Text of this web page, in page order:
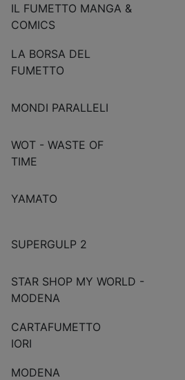
IL FUMETTO MANGA &
COMICS
LA BORSA DEL
FUMETTO
MONDI PARALLELI
WOT - WASTE OF
TIME
YAMATO
SUPERGULP 2
STAR SHOP MY WORLD -
MODENA
CARTAFUMETTO
IORI
MODENA